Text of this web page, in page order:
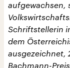
aufgewachsen,
Schriftstellerin
dem
ausgezeichnet,
Bachmann-